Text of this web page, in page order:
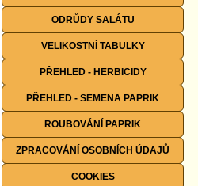
ODRŮDY SALÁTU
VELIKOSTNÍ TABULKY
PŘEHLED - HERBICIDY
PŘEHLED - SEMENA PAPRIK
ROUBOVÁNÍ PAPRIK
ZPRACOVÁNÍ OSOBNÍCH ÚDAJŮ
COOKIES